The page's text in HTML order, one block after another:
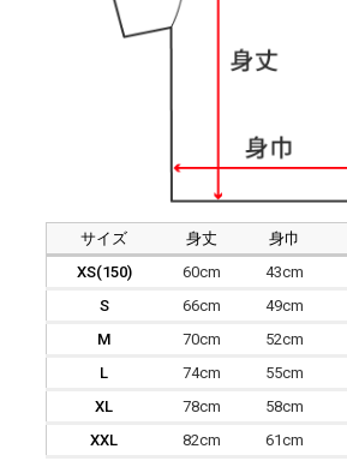
サイズ 身丈 身巾
XS(150)
60cm 43cm
S
66cm 49cm
M
70cm 52cm
L
74cm 55cm
XL
78cm 58cm
XXL
82cm 61cm